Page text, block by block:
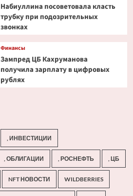
Набиуллина посоветовала класть
трубку при подозрительных
звонках
Финансы
Зампред ЦБ Кахруманова
получила зарплату в цифровых
рублях
, ИНВЕСТИЦИИ
, ОБЛИГАЦИИ , РОСНЕФТЬ , ЦБ
NFT НОВОСТИ WILDBERRIES